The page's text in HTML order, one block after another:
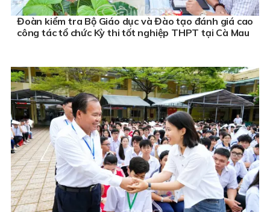
Đoàn kiểm tra Bộ Giáo dục và Đào tạo đánh giá cao
công tác tổ chức Kỳ thi tốt nghiệp THPT tại Cà Mau